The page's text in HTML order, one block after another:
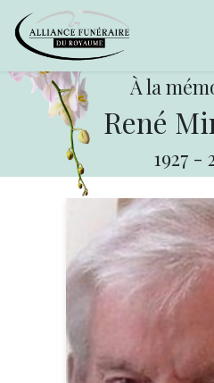
À la
René
1927 -